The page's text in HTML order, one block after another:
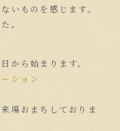
いものを感じます。
。
から始まります。
ション
場おまちしておりま